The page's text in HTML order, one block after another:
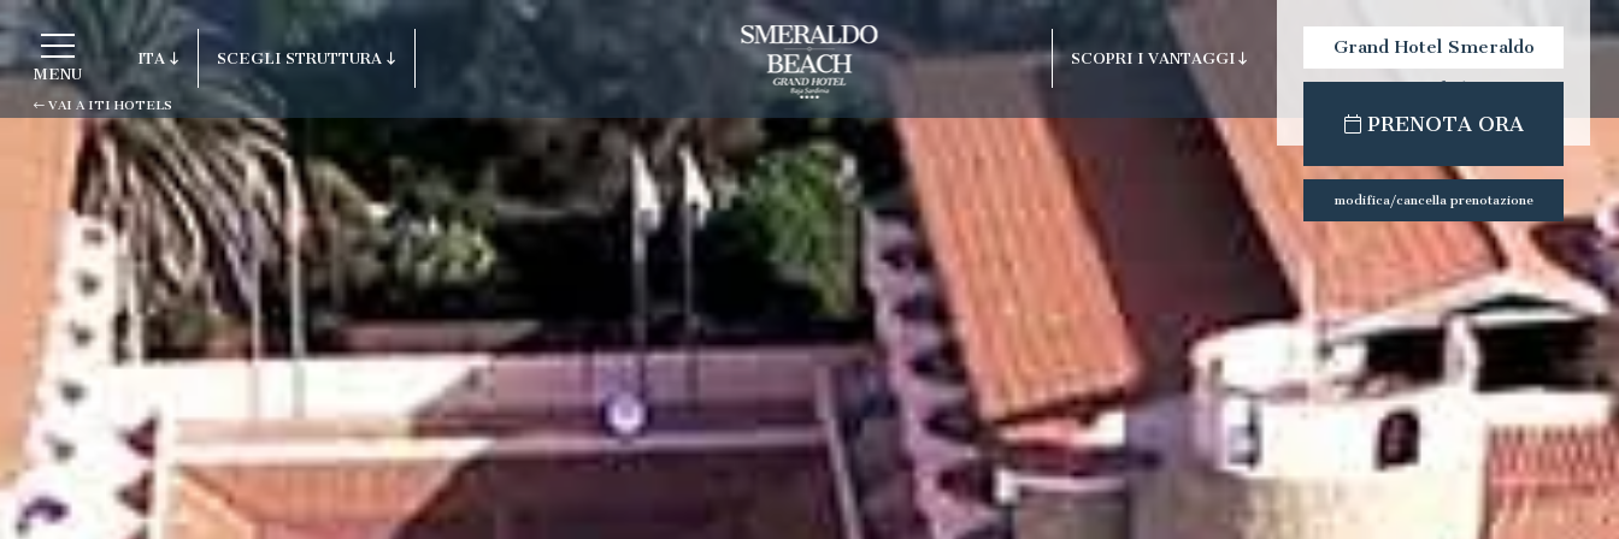
MENU
VAI A ITI HOTELS
ITA
ITA
ENG
FRA
DEU
ESP
RUS
SCEGLI STRUTTURA
Vai a ITI Hotels
Porto Cervo - Colonna Resort
S. Teresa di Gallura - Grand Hotel Colonna Capo
Testa
Baja Sardinia - Grand Hotel Smeraldo Beach
Porto Rotondo - Colonna Beach Hotel
Porto Cervo - Colonna Park Hotel
Porto Cervo - Colonna Country
Porto Rotondo - Colonna Du Golf
Porto Rotondo - Hotel Colonna San Marco
Olbia - Colonna Palace Hotel Mediterraneo
Antigua e Barbuda - Colonna Antigua Hotel
Grand Hotel Smeraldo
Beach
PRENOTA ORA
modifica/cancella prenotazione
SCOPRI I VANTAGGI
Miglior tariffa
Cesto di frutta
Cancellazione gratuita